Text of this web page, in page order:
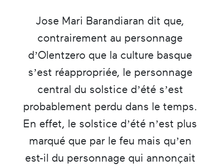
Jose Mari Barandiaran dit que,
contrairement au personnage
d’Olentzero que la culture basque
s’est réappropriée, le personnage
central du solstice d’été s’est
probablement perdu dans le temps.
En effet, le solstice d’été n’est plus
marqué que par le feu mais qu’en
est-il du personnage qui annonçait